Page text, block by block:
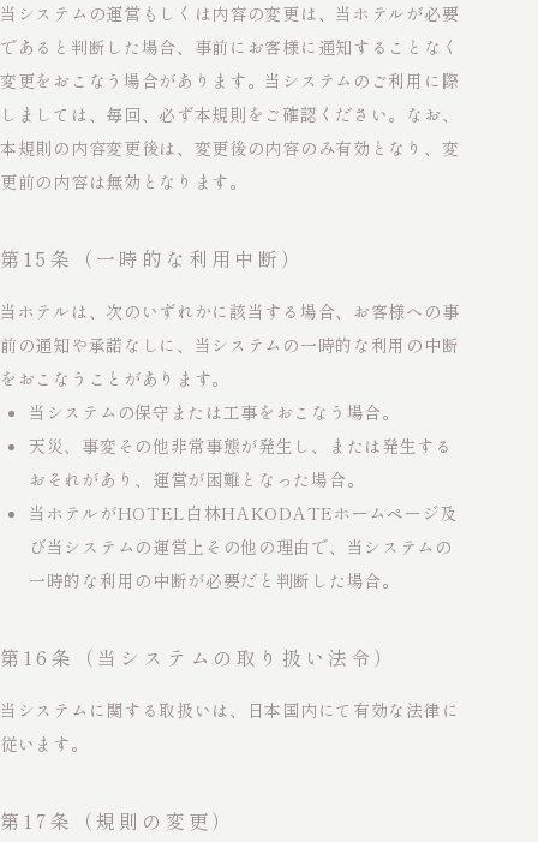
当システムの運営もしくは内容の変更は、当ホテルが必要
であると判断した場合、事前にお客様に通知することなく
変更をおこなう場合があります。当システムのご利用に際
しましては、毎回、必ず本規則をご確認ください。なお、
本規則の内容変更後は、変更後の内容のみ有効となり、変
更前の内容は無効となります。
第15条（一時的な利用中断）
当ホテルは、次のいずれかに該当する場合、お客様への事
前の通知や承諾なしに、当システムの一時的な利用の中断
をおこなうことがあります。
当システムの保守または工事をおこなう場合。
天災、事変その他非常事態が発生し、または発生する
おそれがあり、運営が困難となった場合。
当ホテルがHOTEL白林HAKODATEホームページ及
び当システムの運営上その他の理由で、当システムの
一時的な利用の中断が必要だと判断した場合。
第16条（当システムの取り扱い法令）
当システムに関する取扱いは、日本国内にて有効な法律に
従います。
第17条（規則の変更）